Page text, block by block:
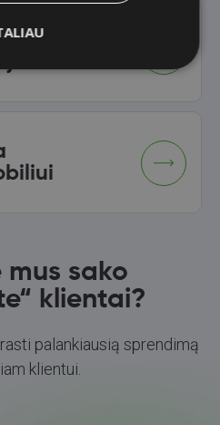
mus sako
klientai?
palankiausią sprendimą
klientui.